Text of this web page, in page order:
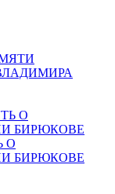
О
БИРЮКОВЕ